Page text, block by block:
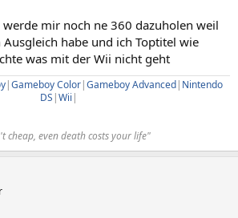
mir noch ne 360 dazuholen weil
habe und ich Toptitel wie
was mit der Wii nicht geht
|Gameboy Color|Gameboy Advanced| Nintendo
DS |Wii |​
cheap, even death costs your life"​